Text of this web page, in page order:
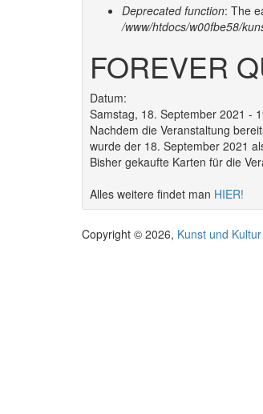
Deprecated function: The
/www/htdocs/w00fbe58/
FOREVER
Datum:
Samstag, 18. September 2021 -
Nachdem die Veranstaltung
wurde der 18. September 2021
Bisher gekaufte Karten für die
Alles weitere findet man HIER!
Copyright © 2026, Kunst und